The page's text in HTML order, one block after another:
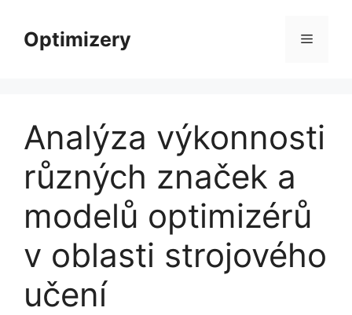
obsahOptimizery Menu
Analýza výkonnosti
různých značek a
modelů optimizérů
v oblasti strojového
učení